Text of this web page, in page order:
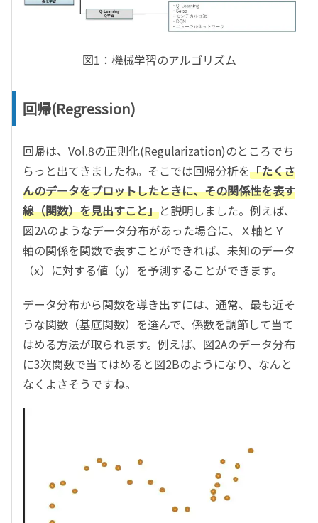
図1：機械学習のアルゴリズム
回帰(Regression)
回帰は、Vol.8の正則化(Regularization)のところでち
らっと出てきましたね。そこでは回帰分析を「たくさ
んのデータをプロットしたときに、その関係性を表す
線（関数）を見出すこと」と説明しました。例えば、
図2Aのようなデータ分布があった場合に、Ｘ軸とＹ
軸の関係を関数で表すことができれば、未知のデータ
（x）に対する値（y）を予測することができます。
データ分布から関数を導き出すには、通常、最も近そ
うな関数（基底関数）を選んで、係数を調節して当て
はめる方法が取られます。例えば、図2Aのデータ分布
に3次関数で当てはめると図2Bのようになり、なんと
なくよさそうですね。